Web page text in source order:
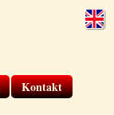
Kontakt